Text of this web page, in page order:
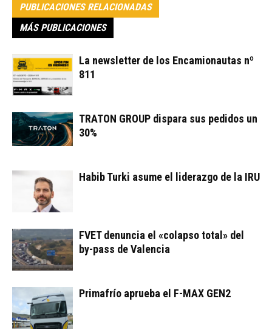
PUBLICACIONES RELACIONADAS
MÁS PUBLICACIONES
La newsletter de los Encamionautas nº
811
TRATON GROUP dispara sus pedidos un
30%
Habib Turki asume el liderazgo de la IRU
FVET denuncia el «colapso total» del
by-pass de Valencia
Primafrío aprueba el F-MAX GEN2